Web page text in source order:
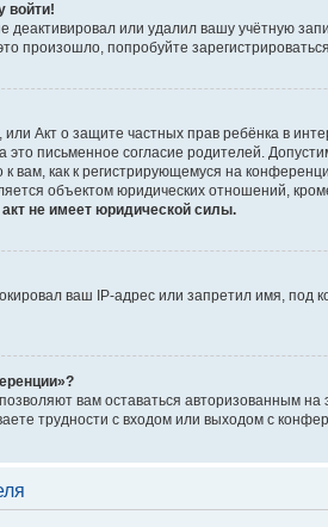
войти!
деактивировал или удалил вашу учётную
произошло, попробуйте зарегистрироваться
или Акт о защите частных прав ребёнка в
письменное согласие родителей.
вам, как к регистрирующемуся на
объектом юридических отношений,
не имеет юридической силы.
ваш IP-адрес или запретил имя, под
вам оставаться авторизованным
трудности с входом или выходом с